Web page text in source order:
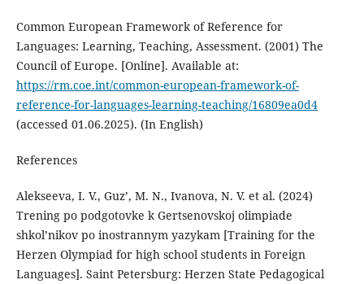
Common European Framework of Reference for
Languages: Learning, Teaching, Assessment. (2001) The
Council of Europe. [Online]. Available at:
https://rm.coe.int/common-european-framework-of-
reference-for-languages-learning-teaching/16809ea0d4
(accessed 01.06.2025). (In English)
References
Alekseeva, I. V., Guz’, M. N., Ivanova, N. V. et al. (2024)
Trening po podgotovke k Gertsenovskoj olimpiade
shkol’nikov po inostrannym yazykam [Training for the
Herzen Olympiad for high school students in Foreign
Languages]. Saint Petersburg: Herzen State Pedagogical